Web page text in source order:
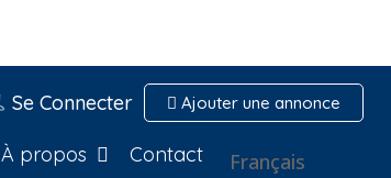
Se Connecter Ajouter une annonce
À propos Contact
Français